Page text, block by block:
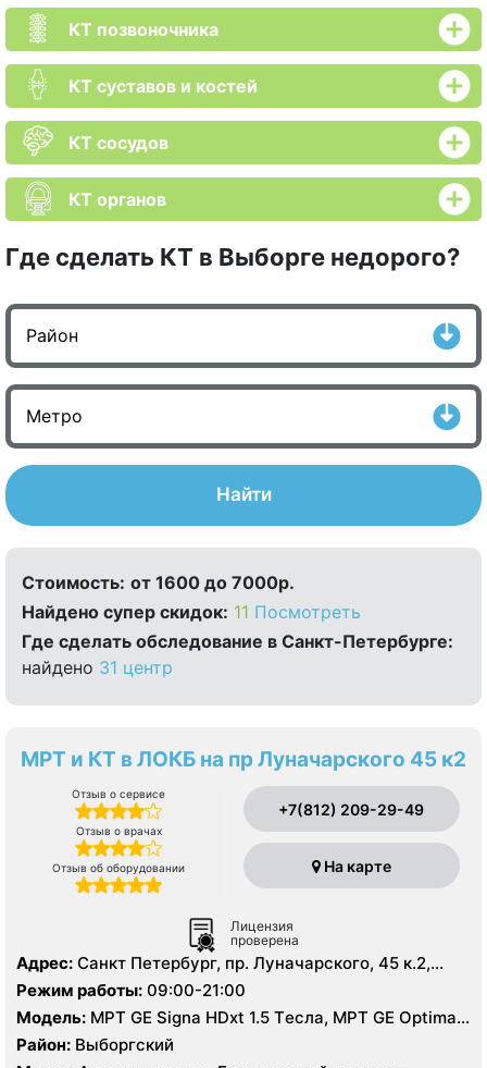
КТ позвоночника
КТ суставов и костей
КТ сосудов
КТ органов
Где сделать КТ в Выборге недорого?
Найти
Стоимость: от 1600 до 7000р.
Найдено cупер скидок: 11 Посмотреть
Где сделать обследование в Санкт-Петербурге:
найдено 31 центр
МРТ и КТ в ЛОКБ на пр Луначарского 45 к2
Отзыв о сервисе
Отзыв о врачах
Отзыв об оборудовании
+7(812) 209-29-49
На карте
Лицензия
проверена
Адрес: Санкт Петербург, пр. Луначарского, 45 к.2,
литер А
Режим работы: 09:00-21:00
Модель: МРТ GE Signa HDxt 1.5 Tесла, МРТ GE Optima
MR 360 1.5 Tесла, KT GE Optim 64 среза, УЗИ, Рентген
Район: Выборгский